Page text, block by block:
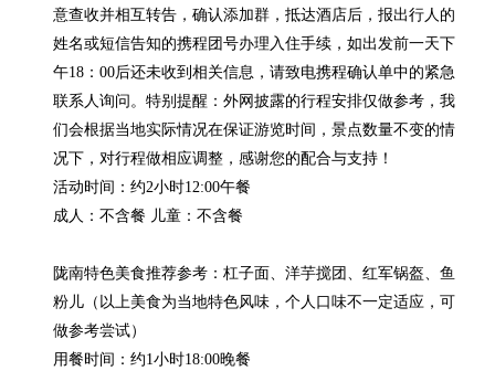
意查收并相互转告，确认添加群，抵达酒店后，报出行人的
姓名或短信告知的携程团号办理入住手续，如出发前一天下
午18：00后还未收到相关信息，请致电携程确认单中的紧急
联系人询问。特别提醒：外网披露的行程安排仅做参考，我
们会根据当地实际情况在保证游览时间，景点数量不变的情
况下，对行程做相应调整，感谢您的配合与支持！
活动时间：约2小时12:00午餐
成人：不含餐 儿童：不含餐
陇南特色美食推荐参考：杠子面、洋芋搅团、红军锅盔、鱼
粉儿（以上美食为当地特色风味，个人口味不一定适应，可
做参考尝试）
用餐时间：约1小时18:00晚餐